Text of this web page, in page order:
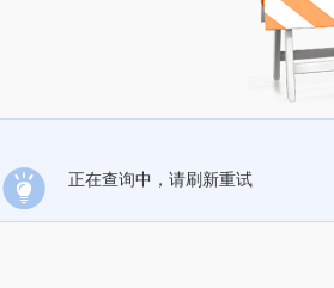
正在查询中，请刷新重试